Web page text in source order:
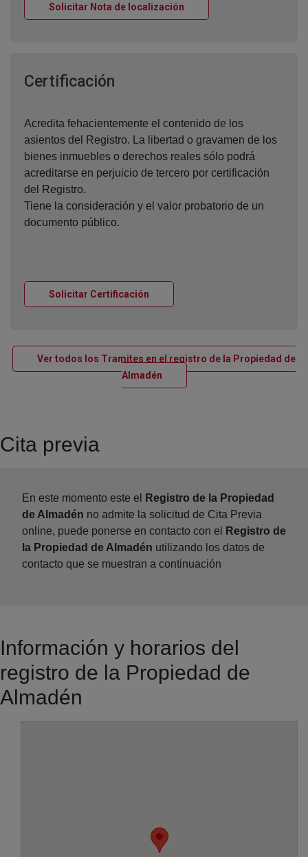
Solicitar Nota de localización
Certificación
Acredita fehacientemente el contenido de los
asientos del Registro. La libertad o gravamen de los
bienes inmuebles o derechos reales sólo podrá
acreditarse en perjuicio de tercero por certificación
del Registro.
Tiene la consideración y el valor probatorio de un
documento público.
Solicitar Certificación
Ver todos los Tramites en el registro de la Propiedad de
AlmadénVentana nueva
Cita previa
En este momento este el
Registro de la Propiedad
de Almadén no admite la solicitud de Cita Previa
online, puede ponerse en contacto con el
Registro de
la Propiedad de Almadén utilizando los datos de
contacto que se muestran a continuación
Información y horarios del
registro de la Propiedad de
Almadén